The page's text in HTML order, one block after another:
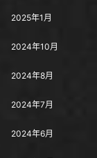
2025年1月
2024年10月
2024年8月
2024年7月
2024年6月